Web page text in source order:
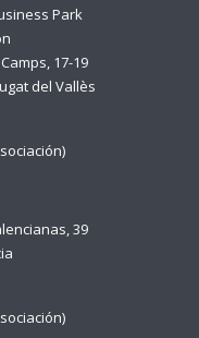
Park
17-19
del Vallès
39